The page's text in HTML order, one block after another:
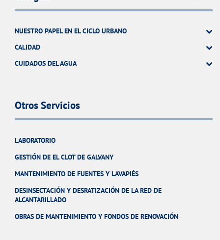
NUESTRO PAPEL EN EL CICLO URBANO
CALIDAD
CUIDADOS DEL AGUA
Otros Servicios
LABORATORIO
GESTIÓN DE EL CLOT DE GALVANY
MANTENIMIENTO DE FUENTES Y LAVAPIÉS
DESINSECTACIÓN Y DESRATIZACIÓN DE LA RED DE
ALCANTARILLADO
OBRAS DE MANTENIMIENTO Y FONDOS DE RENOVACIÓN